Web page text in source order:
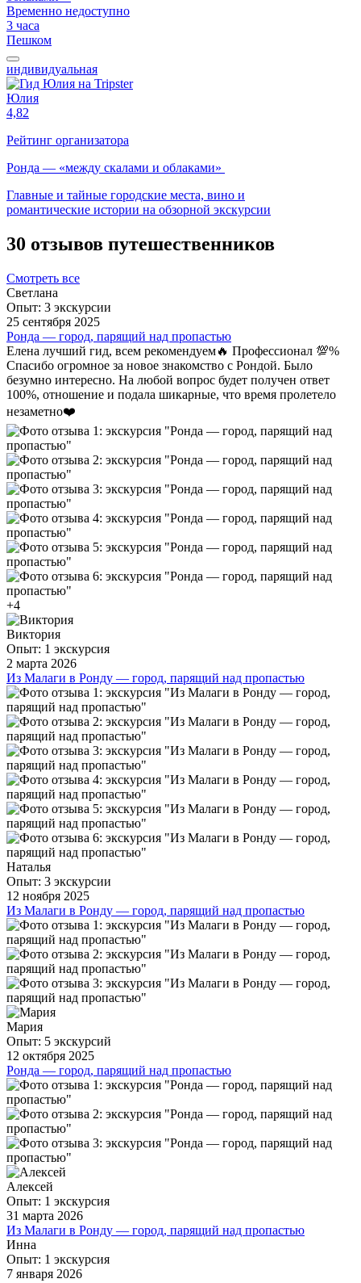
Временно недоступно
3 часа
Пешком
индивидуальная
Юлия
4,82
Рейтинг организатора
Ронда — «между скалами и облаками»
Главные и тайные городские места, вино и
романтические истории на обзорной экскурсии
30 отзывов путешественников
Смотреть все
Светлана
Опыт: 3 экскурсии
25 сентября 2025
Ронда — город, парящий над пропастью
Елена лучший гид, всем рекомендуем🔥 Профессионал 💯%
Спасибо огромное за новое знакомство с Рондой. Было
безумно интересно. На любой вопрос будет получен ответ
100%, отношение и подала шикарные, что время пролетело
незаметно❤️
+4
Виктория
Опыт: 1 экскурсия
2 марта 2026
Из Малаги в Ронду — город, парящий над пропастью
Одно из самых восхитительных путешествий, что были у
меня. Эльмира шикарный экскурсовод! Владеет огромным
багажом знаний и радо им делится, информация подобрана
очень интересно. Сбалансированная подача исторических
фактов, живых историй и любопытных рассказов! Отвечает
на все вопросы, даёт много рекомендаций, что и где
посмотреть лучше. Очень советую!🌏 Если экскурсии по
Испании, то только с Эльмирой! ♥️ С огромным
удовольствием буду ездить ещё.🎒 Благодарю за прекрасное
проведённое время!
ещё
Наталья
Опыт: 3 экскурсии
12 ноября 2025
Из Малаги в Ронду — город, парящий над пропастью
Спасибо нашему гиду Ельмире! Показала нам город,
предусмотрела куда по времени лучше сначала пойти,
чтобы избежать наплыва туристов, угостила печеньками от
монашек, приграли в лотерею, все было интересно.
ещё
Мария
Опыт: 5 экскурсий
12 октября 2025
Ронда — город, парящий над пропастью
Мы влюбились в Ронду после познавательной и тщательно
подготовленной экскурсии. Елена профессионально и
интересно познакомила нас с городом.
ещё
Алексей
Опыт: 1 экскурсия
31 марта 2026
Из Малаги в Ронду — город, парящий над пропастью
Получили истинное удовольствие от Испании со
сверхоригинальной подачей Эльмиры, было очень
познавательно и феерически смешно😀 Общее мнение
Инна
Опыт: 1 экскурсия
7 января 2026